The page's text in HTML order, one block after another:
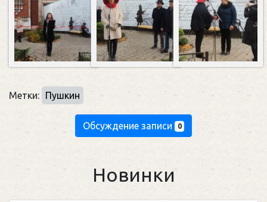
Метки: Пушкин
Обсуждение записи 0
Новинки